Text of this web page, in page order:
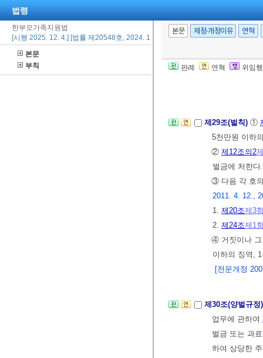
법령
한부모가족지원법
[시행 2025. 12. 4.] [법률 제20548호, 2024. 12. 3., 일부개정]
본문
부칙
본문 제정·개정이유 연혁
판례 연혁 위임
여 이의가 있
② 복지실시기
야 한다.
제29조(벌칙) ①
5천만원 이하
② 제12조의2
벌금에 처한
③ 다음 각 호
2011. 4. 12.,
1. 제20조제3
2. 제24조제1
④ 거짓이나 그
이하의 징역,
[전문개정
제30조(양벌규
업무에 관하여
벌금 또는 과
하여 상당한